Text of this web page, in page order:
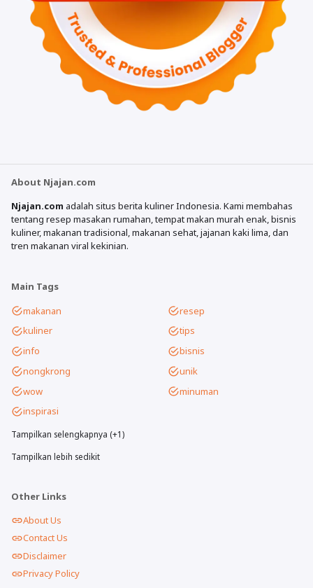
About Njajan.com
Njajan.com adalah situs berita kuliner Indonesia. Kami membahas
tentang resep masakan rumahan, tempat makan murah enak, bisnis
kuliner, makanan tradisional, makanan sehat, jajanan kaki lima, dan
tren makanan viral kekinian.
Main Tags
makanan
resep
kuliner
tips
info
bisnis
nongkrong
unik
wow
minuman
inspirasi
Tampilkan selengkapnya (+1)
Tampilkan lebih sedikit
Other Links
About Us
Contact Us
Disclaimer
Privacy Policy